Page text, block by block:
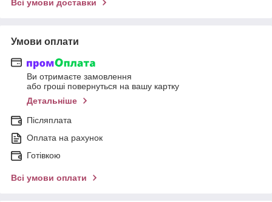
Всі умови доставки
Умови оплати
Ви отримаєте замовлення
або гроші повернуться на вашу картку
Детальніше
Післяплата
Оплата на рахунок
Готівкою
Всі умови оплати